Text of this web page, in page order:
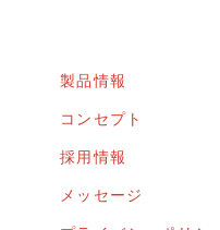
製品情報
コンセプト
採用情報
メッセージ